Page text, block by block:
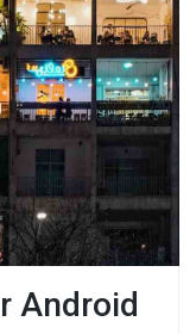
Android